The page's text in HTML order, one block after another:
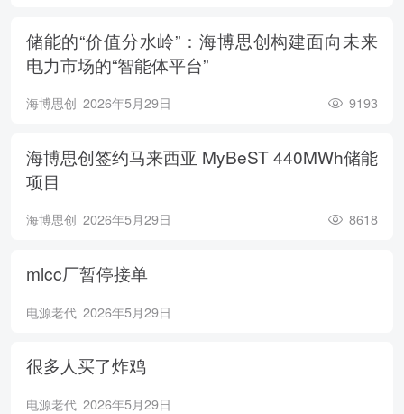
储能的“价值分水岭”：海博思创构建面向未来
电力市场的“智能体平台”
海博思创 2026年5月29日 9193
海博思创签约马来西亚 MyBeST 440MWh储能
项目
海博思创 2026年5月29日 8618
mlcc厂暂停接单
电源老代 2026年5月29日
很多人买了炸鸡
电源老代 2026年5月29日